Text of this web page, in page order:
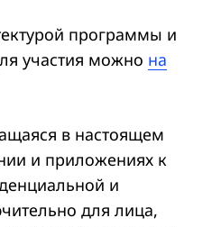
программы и
участия можно на
в настоящем
и приложениях к
и
для лица,